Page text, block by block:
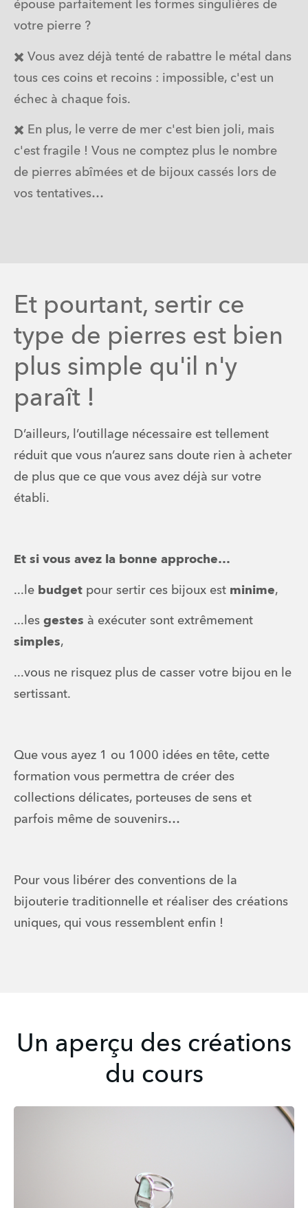
épouse parfaitement les formes singulières de
votre pierre ?
✖️ Vous avez déjà tenté de rabattre le métal dans
tous ces coins et recoins : impossible, c'est un
échec à chaque fois.
✖️ En plus, le verre de mer c'est bien joli, mais
c'est fragile ! Vous ne comptez plus le nombre
de pierres abîmées et de bijoux cassés lors de
vos tentatives…
Et pourtant, sertir ce
type de pierres est bien
plus simple qu'il n'y
paraît !
D’ailleurs, l’outillage nécessaire est tellement
réduit que vous n’aurez sans doute rien à acheter
de plus que ce que vous avez déjà sur votre
établi.
Et si vous avez la bonne approche…
...le budget pour sertir ces bijoux est minime,
...les gestes
simples,
...vous ne risquez plus de casser votre bijou en le
sertissant.
Que vous ayez 1 ou 1000 idées en tête, cette
formation vous permettra de créer des
collections délicates, porteuses de sens et
parfois même de souvenirs…
Pour vous libérer des conventions de la
bijouterie traditionnelle et réaliser des créations
uniques, qui vous ressemblent enfin !
Un aperçu des créations
du cours